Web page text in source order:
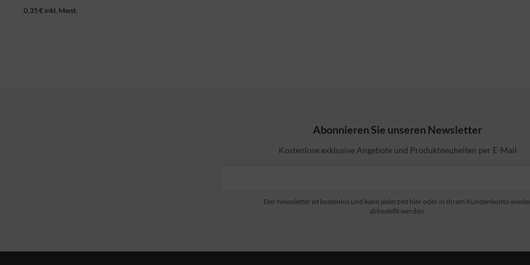
0,35 € inkl. Mwst.
Abonnieren Sie unseren Newsletter
Kostenlose exklusive Angebote und Produktneuheiten per E-Mail
Der Newsletter ist kostenlos und kann jederzeit hier oder in Ihrem Kundenkonto
abbestellt werden.